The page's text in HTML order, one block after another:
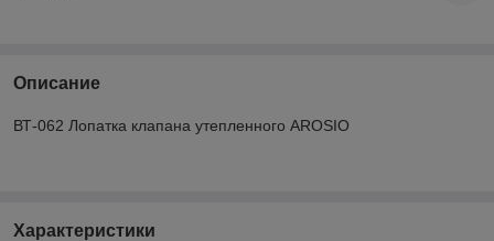
Описание
ВТ-062 Лопатка клапана утепленного AROSIO
Характеристики